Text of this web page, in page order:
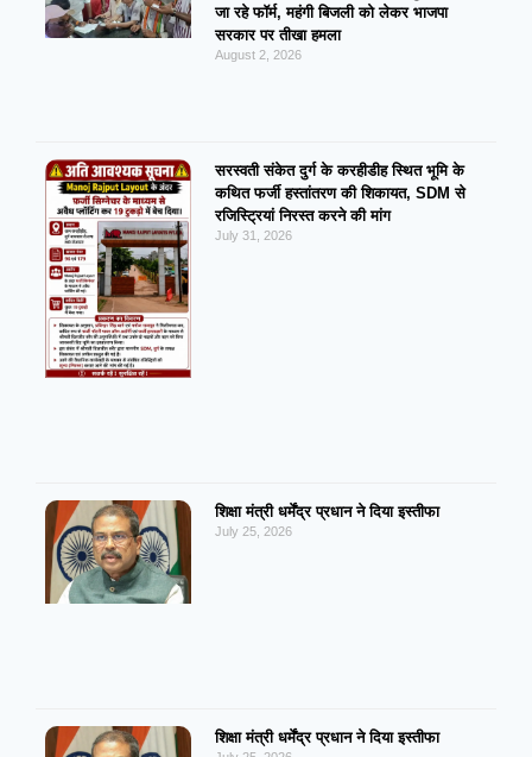
जा रहे फॉर्म, महंगी बिजली को लेकर भाजपा
सरकार पर तीखा हमला
August 2, 2026
सरस्वती संकेत दुर्ग के करहीडीह स्थित भूमि के
कथित फर्जी हस्तांतरण की शिकायत, SDM से
रजिस्ट्रियां निरस्त करने की मांग
July 31, 2026
शिक्षा मंत्री धर्मेंद्र प्रधान ने दिया इस्तीफा
July 25, 2026
शिक्षा मंत्री धर्मेंद्र प्रधान ने दिया इस्तीफा